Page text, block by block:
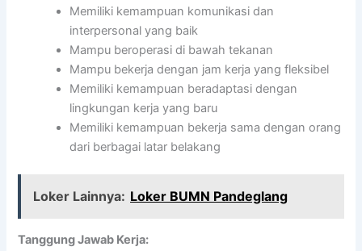
Memiliki kemampuan komunikasi dan
interpersonal yang baik
Mampu beroperasi di bawah tekanan
Mampu bekerja dengan jam kerja yang fleksibel
Memiliki kemampuan beradaptasi dengan
lingkungan kerja yang baru
Memiliki kemampuan bekerja sama dengan orang
dari berbagai latar belakang
Loker Lainnya: Loker BUMN Pandeglang
Tanggung Jawab Kerja: